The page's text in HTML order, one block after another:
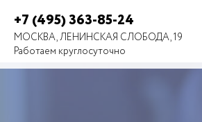
+7 (495) 363-85-24
МОСКВА, ЛЕНИНСКАЯ СЛОБОДА, 19
Работаем круглосуточно